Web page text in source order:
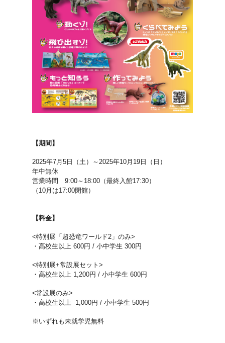
【期間】
2025年7月5日（土）～2025年10月19日（日）
年中無休
営業時間 9:00～18:00（最終入館17:30）
（10月は17:00閉館）
【料金】
<特別展「超恐竜ワールド2」のみ>
・高校生以上 600円 / 小中学生 300円
<特別展+常設展セット>
・高校生以上 1,200円 / 小中学生 600円
<常設展のみ>
・高校生以上 1,000円 / 小中学生 500円
※いずれも未就学児無料